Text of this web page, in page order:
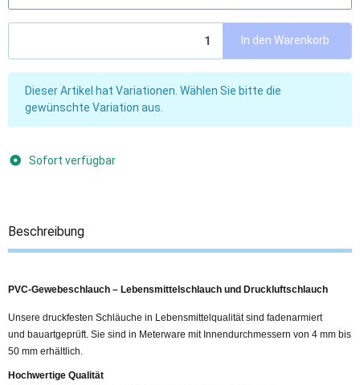
In den Warenkorb
xDieser Artikel hat Variationen. Wählen Sie bitte die
gewünschte Variation aus.
Sofort verfügbar
Beschreibung
PVC-Gewebeschlauch – Lebensmittelschlauch und Druckluftschlauch
Unsere druckfesten Schläuche in Lebensmittelqualität sind fadenarmiert
und bauartgeprüft. Sie sind in Meterware mit Innendurchmessern von 4 mm bis
50 mm erhältlich.
Hochwertige Qualität